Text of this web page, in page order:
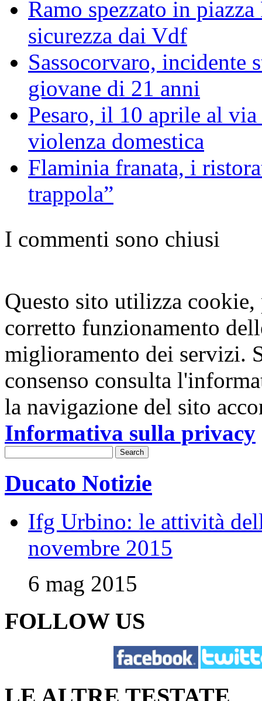
Ramo spezzato in
sicurezza dai Vdf
Sassocorvaro, incidente
giovane di 21 anni
Pesaro, il 10 aprile al
violenza domestica
Flaminia franata, i
trappola”
I commenti sono chiusi
Questo sito utilizza
corretto funzionamento
miglioramento dei servizi.
consenso consulta
la navigazione del sito
Informativa sulla privacy
Ducato Notizie
Ifg Urbino: le attività
novembre 2015
6 mag 2015
FOLLOW US
LE ALTRE TESTATE